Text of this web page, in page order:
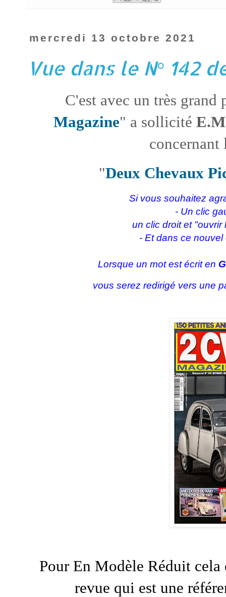
mercredi 13 octobre 2021
Vue dans le N° 142
C'est avec un très
Magazine" a sollicité
concernant
"Deux Chevaux
Si vous souhaitez
- Un clic
un clic droit et
- Et dans ce
Lorsque un mot est écrit en
vous serez redirigé vers une
Pour En Modèle Réduit cela
revue qui est une